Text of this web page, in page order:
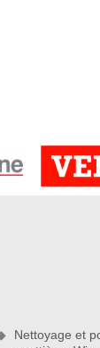
pour
Au
couverture à
Nord
Nettoyage et